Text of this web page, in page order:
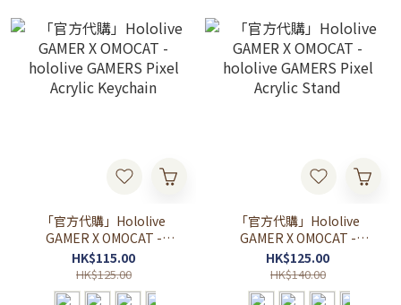
「官方代購」Hololive
GAMER X OMOCAT -
hololive GAMERS Pixel
Acrylic Keychain
HK$115.00
HK$125.00
「官方代購」Hololive
GAMER X OMOCAT -
hololive GAMERS Pixel
Acrylic Stand
HK$125.00
HK$140.00